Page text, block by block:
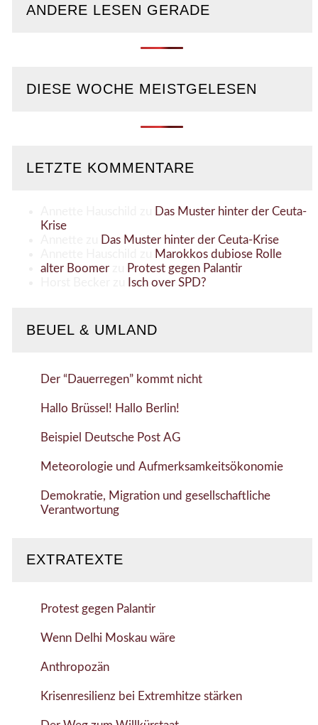
ANDERE LESEN GERADE
DIESE WOCHE MEISTGELESEN
LETZTE KOMMENTARE
Das Muster hinter der Ceuta-
Krise
Das Muster hinter der Ceuta-Krise
Marokkos dubiose Rolle
alter Boomerzu
Protest gegen Palantir
Isch over SPD?
BEUEL & UMLAND
Der “Dauerregen” kommt nicht
Hallo Brüssel! Hallo Berlin!
Beispiel Deutsche Post AG
Meteorologie und Aufmerksamkeitsökonomie
Demokratie, Migration und gesellschaftliche
Verantwortung
EXTRATEXTE
Protest gegen Palantir
Wenn Delhi Moskau wäre
Anthropozän
Krisenresilienz bei Extremhitze stärken